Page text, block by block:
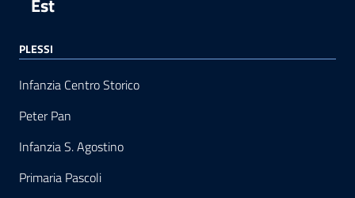
Est
PLESSI
Infanzia Centro Storico
Peter Pan
Infanzia S. Agostino
Primaria Pascoli